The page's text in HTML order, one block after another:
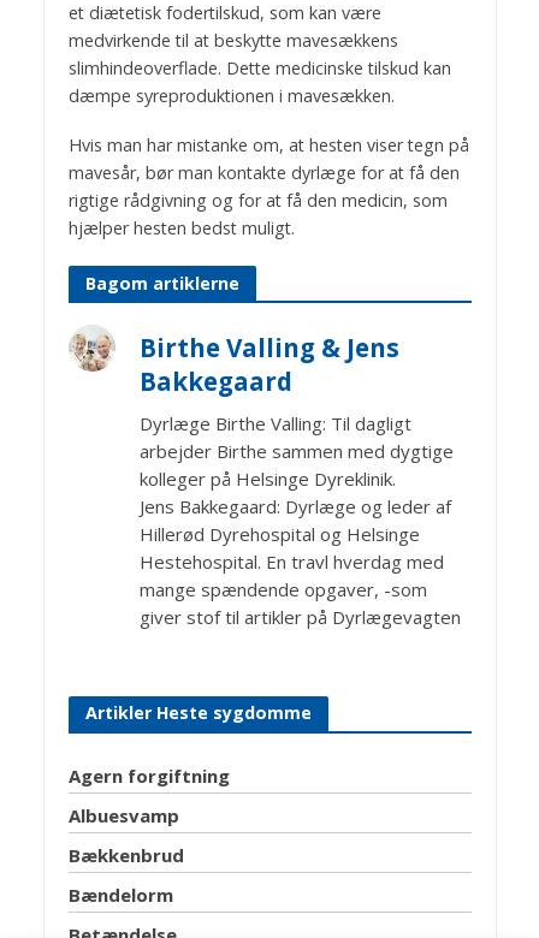
et diætetisk fodertilskud, som kan være
medvirkende til at beskytte mavesækkens
slimhindeoverflade. Dette medicinske tilskud kan
dæmpe syreproduktionen i mavesækken.
Hvis man har mistanke om, at hesten viser tegn på
mavesår, bør man kontakte dyrlæge for at få den
rigtige rådgivning og for at få den medicin, som
hjælper hesten bedst muligt.
Bagom artiklerne
Birthe Valling & Jens
Bakkegaard
Dyrlæge Birthe Valling: Til dagligt
arbejder Birthe sammen med dygtige
kolleger på Helsinge Dyreklinik.
Jens Bakkegaard: Dyrlæge og leder af
Hillerød Dyrehospital og Helsinge
Hestehospital. En travl hverdag med
mange spændende opgaver, -som
giver stof til artikler på Dyrlægevagten
Artikler Heste sygdomme
Agern forgiftning
Albuesvamp
Bækkenbrud
Bændelorm